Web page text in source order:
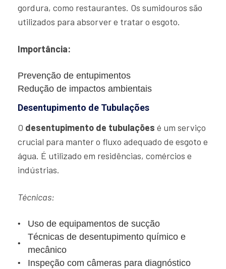
gordura, como restaurantes. Os sumidouros são
utilizados para absorver e tratar o esgoto.
Importância:
Prevenção de entupimentos
Redução de impactos ambientais
Desentupimento de Tubulações
O desentupimento de tubulações é um serviço
crucial para manter o fluxo adequado de esgoto e
água. É utilizado em residências, comércios e
indústrias.
Técnicas:
Uso de equipamentos de sucção
Técnicas de desentupimento químico e
mecânico
Inspeção com câmeras para diagnóstico